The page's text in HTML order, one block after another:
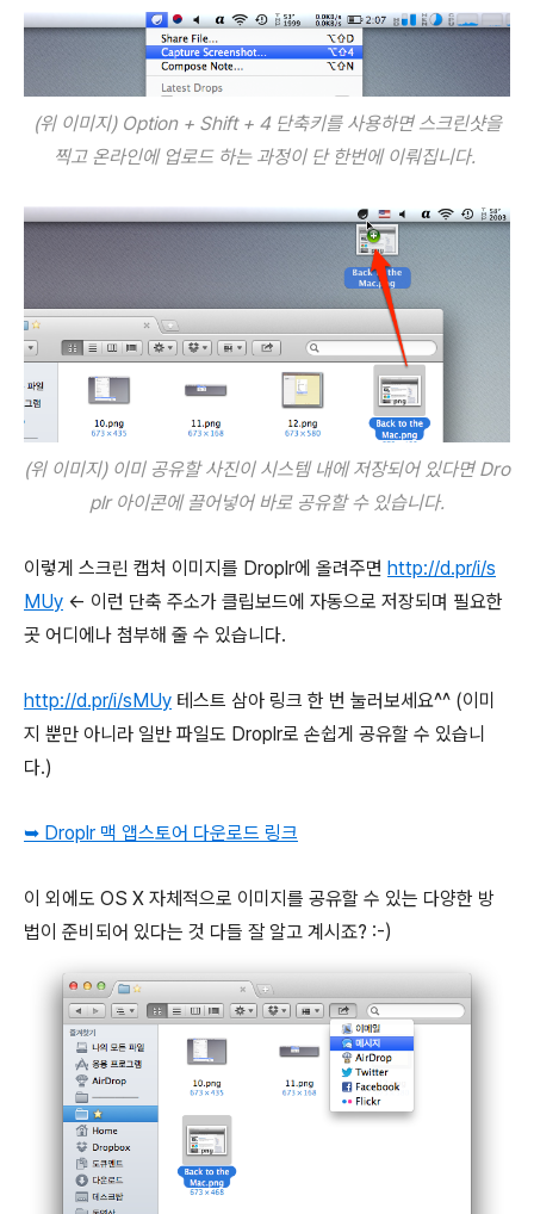
(위 이미지) Option + Shift + 4 단축키를 사용하면 스크린샷을
찍고 온라인에 업로드 하는 과정이 단 한번에 이뤄집니다.
(위 이미지) 이미 공유할 사진이 시스템 내에 저장되어 있다면 Dro
plr 아이콘에 끌어넣어 바로 공유할 수 있습니다.
이렇게 스크린 캡처 이미지를 Droplr에 올려주면 http://d.pr/i/s
MUy <- 이런 단축 주소가 클립보드에 자동으로 저장되며 필요한
곳 어디에나 첨부해 줄 수 있습니다.
http://d.pr/i/sMUy 테스트 삼아 링크 한 번 눌러보세요^^ (이미
지 뿐만 아니라 일반 파일도 Droplr로 손쉽게 공유할 수 있습니
다.)
➥ Droplr 맥 앱스토어 다운로드 링크
이 외에도 OS X 자체적으로 이미지를 공유할 수 있는 다양한 방
법이 준비되어 있다는 것 다들 잘 알고 계시죠? :-)